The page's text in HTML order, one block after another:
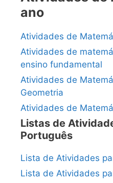
ano
Atividades de
Atividades de
ensino fundamental
Atividades de
Geometria
Atividades de
Listas de
Português
Lista de Atividades
Lista de Atividades